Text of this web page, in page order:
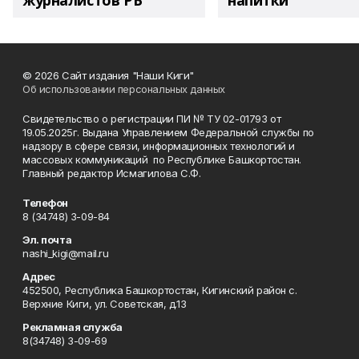
© 2026 Сайт издания "Наши Киги"
Об использовании персональных данных
Свидетельство о регистрации ПИ № ТУ 02-01793 от
19.05.2025г. Выдана Управлением Федеральной службы по
надзору в сфере связи, информационных технологий и
массовых коммуникаций по Республике Башкортостан.
Главный редактор Исмагилова С.Ф.
Телефон
8 (34748) 3-09-84
Эл. почта
nashi_kigi@mail.ru
Адрес
452500, Республика Башкортостан, Кигинский район с.
Верхние Киги, ул. Советская, д.13
Рекламная служба
8(34748) 3-09-69